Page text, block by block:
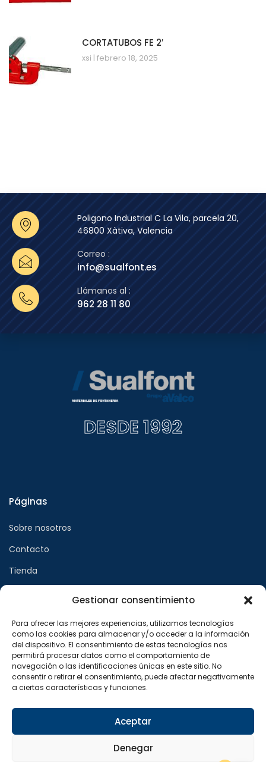
Gestionar consentimiento
Para ofrecer las mejores experiencias, utilizamos tecnologías
como las cookies para almacenar y/o acceder a la información
del dispositivo. El consentimiento de estas tecnologías nos
permitirá procesar datos como el comportamiento de
navegación o las identificaciones únicas en este sitio. No
consentir o retirar el consentimiento, puede afectar negativamente
a ciertas características y funciones.
Aceptar
Denegar
CORTATUBOS FE 2′
xsi febrero 18, 2025
Poligono Industrial C La Vila, parcela 20,
46800 Xàtiva, Valencia
Correo :
info@sualfont.es
Llámanos al :
962 28 11 80
DESDE 1992
Páginas
Sobre nosotros
Contacto
Tienda
Aviso legal
Política de privacidad
Política de cookies
Síguenos en
F X I